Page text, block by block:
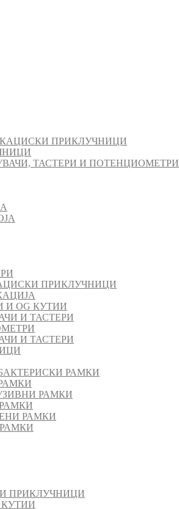
ПРИКЛУЧНИЦИ
ТАСТЕРИ И ПОТЕНЦИОМЕТРИ
ПРИКЛУЧНИЦИ
И OG КУТИИ
И ТАСТЕРИ
И ТАСТЕРИ
РАМКИ
РАМКИ
РАМКИ
РАМКИ
РАМКИ
ПРИКЛУЧНИЦИ
КУТИИ